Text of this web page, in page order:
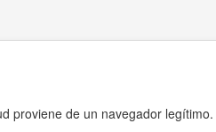
proviene de un navegador legítimo.